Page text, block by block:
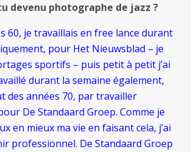
devenu photographe de jazz ?
60, je travaillais en free lance durant
pour Het Nieuwsblad – je
sportifs – puis petit à petit j’ai
durant la semaine également,
des années 70, par travailler
De Standaard Groep. Comme je
en mieux ma vie en faisant cela, j’ai
professionnel. De Standaard Groep